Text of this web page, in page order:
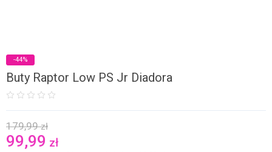
Buty Raptor Low PS Jr Diadora
179,99zł
99,99 zł
-44%